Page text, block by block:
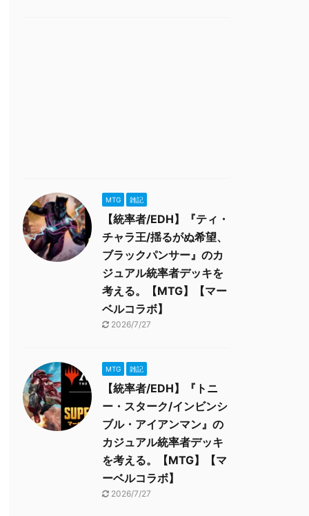
MTG 雑記
【統率者/EDH】『ティ・
チャラ王/揺るがぬ希望、
ブラックパンサー』のカ
ジュアル統率者デッキを
考える。【MTG】【マー
ベルコラボ】
2026/7/27
MTG 雑記
【統率者/EDH】『トニ
ー・スターク/インビンシ
ブル・アイアンマン』の
カジュアル統率者デッキ
を考える。【MTG】【マ
ーベルコラボ】
2026/7/27